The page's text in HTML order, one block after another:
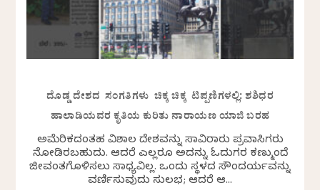
ದೊಡ್ಡ ದೇಶದ ಸಂಗತಿಗಳು ಚಿಕ್ಕ ಚಿಕ್ಕ ಟಿಪ್ಪಣಿಗಳಲ್ಲಿ: ಶಶಿಧರ
ಹಾಲಾಡಿಯವರ ಕೃತಿಯ ಕುರಿತು ನಾರಾಯಣ ಯಾಜಿ ಬರಹ
ಅಮೆರಿಕದಂತಹ ವಿಶಾಲ ದೇಶವನ್ನು ಸಾವಿರಾರು ಪ್ರವಾಸಿಗರು
ನೋಡಿರಬಹುದು. ಆದರೆ ಎಲ್ಲರೂ ಅದನ್ನು ಓದುಗರ ಕಣ್ಮುಂದೆ
ಜೀವಂತಗೊಳಿಸಲು ಸಾಧ್ಯವಿಲ್ಲ. ಒಂದು ಸ್ಥಳದ ಸೌಂದರ್ಯವನ್ನು
ವರ್ಣಿಸುವುದು ಸುಲಭ; ಆದರೆ ಆ...